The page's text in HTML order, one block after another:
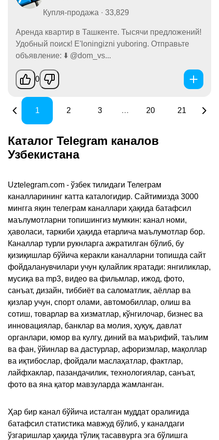
Купля-продажа · 33,829
Аренда квартир в Ташкенте. Тысячи предложений!
Удобный поиск! E'loningizni yuboring. Отправьте
объявление: ⬇️ @dom_vs...
0
1 2 3 … 20 21
Каталог Telegram каналов
Узбекистана
Uztelegram.com - ўзбек тилидаги Телеграм
каналларининг катта каталогидир. Сайтимизда 3000
мингга яқин телеграм каналлари ҳақида батафсил
маълумотларни топишингиз мумкин: канал номи,
ҳаволаси, таркиби ҳақида етарлича маълумотлар бор.
Каналлар турли рукнларга ажратилган бўлиб, бу
қизиқишлар бўйича керакли каналларни топишда сайт
фойдаланувчилари учун қулайлик яратади: янгиликлар,
мусиқа ва mp3, видео ва фильмлар, ижод, фото,
санъат, дизайн, тиббиёт ва саломатлик, аёллар ва
қизлар учун, спорт олами, автомобиллар, олиш ва
сотиш, товарлар ва хизматлар, кўнгилочар, бизнес ва
инновациялар, банклар ва молия, ҳуқуқ, давлат
органлари, юмор ва кулгу, диний ва маърифий, таълим
ва фан, ўйинлар ва дастурлар, афоризмлар, мақоллар
ва иқтибослар, фойдали маслаҳатлар, фактлар,
лайфхаклар, пазандачилик, технологиялар, санъат,
фото ва яна қатор мавзуларда жамланган.
Ҳар бир канал бўйича исталган муддат оралиғида
батафсил статистика мавжуд бўлиб, у каналдаги
ўзгаришлар ҳақида тўлиқ тасаввурга эга бўлишга